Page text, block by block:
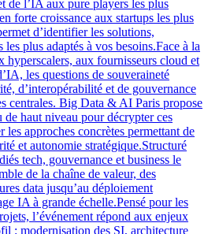
de l’IA aux pure players les plus
forte croissance aux startups les plus
d’identifier les solutions,
plus adaptés à vos besoins.Face à la
hyperscalers, aux fournisseurs cloud et
les questions de souveraineté
d’interopérabilité et de gouvernance
centrales. Big Data & AI Paris propose
de haut niveau pour décrypter ces
les approches concrètes permettant de
et autonomie stratégique.Structuré
tech, gouvernance et business le
de la chaîne de valeur, des
data jusqu’au déploiement
IA à grande échelle.Pensé pour les
l’événement répond aux enjeux
: modernisation des SI, architecture